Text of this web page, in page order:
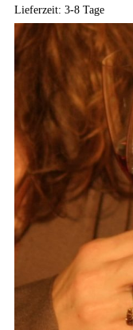
Lieferzeit: 3-8 Tage